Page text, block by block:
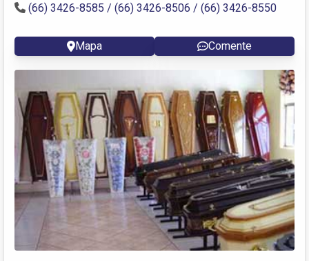
(66) 3426-8585 / (66) 3426-8506 / (66) 3426-8550
Mapa Comente